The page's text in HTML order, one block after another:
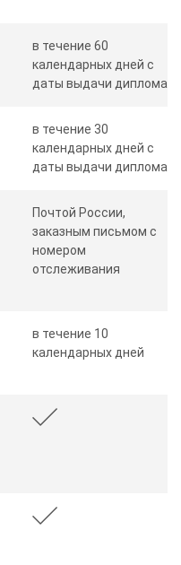
в течение 60
календарных дней с
даты выдачи диплома
в течение 30
календарных дней с
даты выдачи диплома
Почтой России,
заказным письмом с
номером
отслеживания
в течение 10
календарных дней